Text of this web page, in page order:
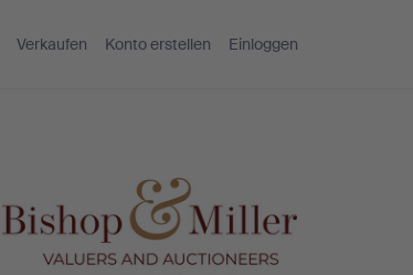
Verkaufen Konto erstellen Einloggen